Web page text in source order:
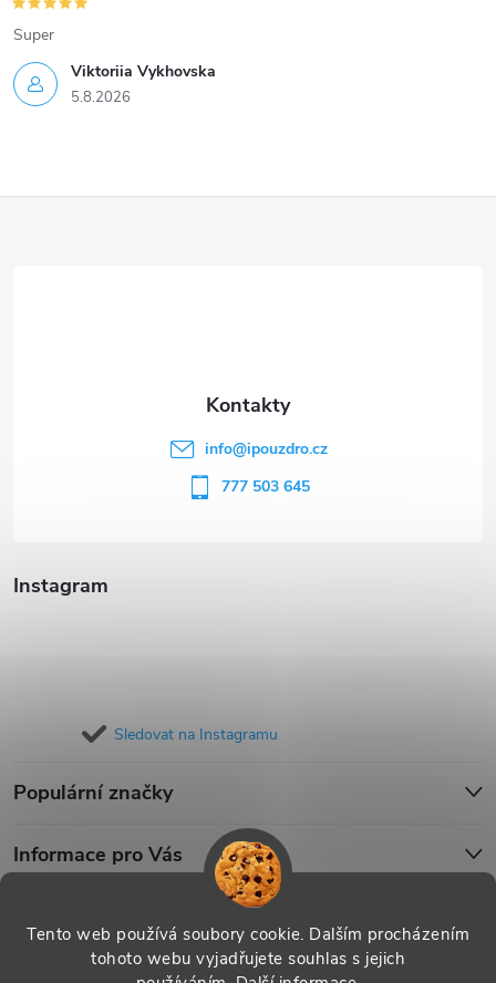
Tento web používá soubory cookie. Dalším procházením
tohoto webu vyjadřujete souhlas s jejich
Viktoriia Vykhovska
5.8.2026
Super
Instagram
Sledovat na Instagramu
Populární značky
Informace pro Vás
info@ipouzdro.cz
777 503 645